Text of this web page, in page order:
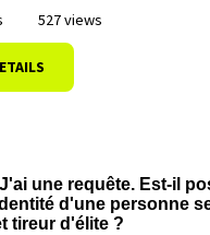
527 views
une requête. Est-il
d'une personne
tireur d'élite ?